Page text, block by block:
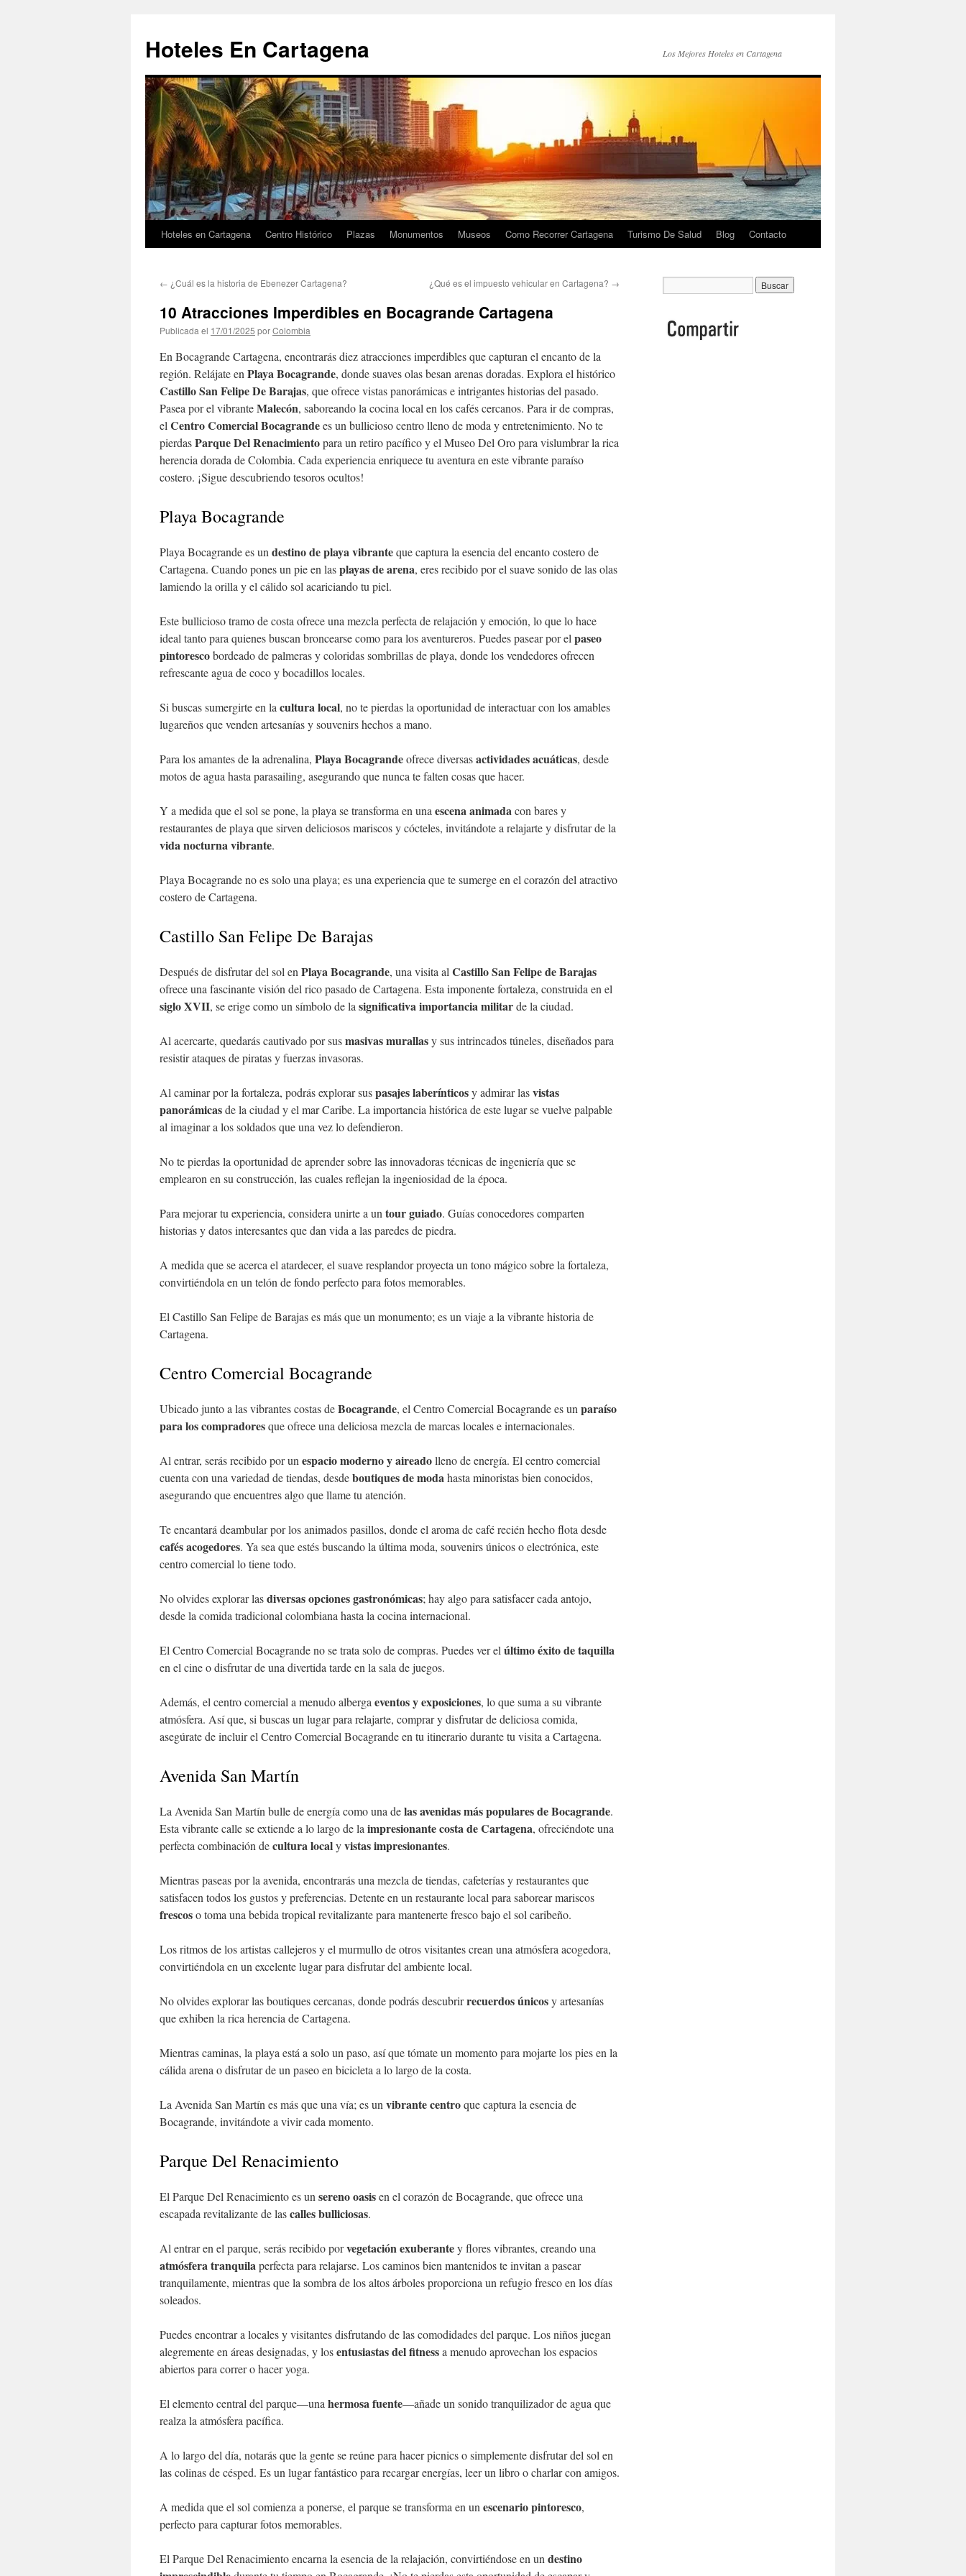
contenido
Hoteles En Cartagena Los Mejores Hoteles en Cartagena
Hoteles en Cartagena Centro Histórico Plazas Monumentos Museos Como Recorrer Cartagena Turismo De Salud Blog Contacto
← ¿Cuál es la historia de Ebenezer Cartagena? ¿Qué es el impuesto vehicular en Cartagena? →
10 Atracciones Imperdibles en Bocagrande Cartagena
Publicada el 17/01/2025 porColombia
En Bocagrande Cartagena, encontrarás diez atracciones imperdibles que capturan el encanto de la
región. Relájate en Playa Bocagrande, donde suaves olas besan arenas doradas. Explora el histórico
Castillo San Felipe De Barajas, que ofrece vistas panorámicas e intrigantes historias del pasado.
Pasea por el vibranteMalecón, saboreando la cocina local en los cafés cercanos. Para ir de compras,
el Centro Comercial Bocagrandees un bullicioso centro lleno de moda y entretenimiento. No te
pierdasParque Del Renacimientopara un retiro pacífico y el Museo Del Oro para vislumbrar la rica
herencia dorada de Colombia. Cada experiencia enriquece tu aventura en este vibrante paraíso
costero. ¡Sigue descubriendo tesoros ocultos!
Playa Bocagrande
Playa Bocagrande es un destino de playa vibranteque captura la esencia del encanto costero de
Cartagena. Cuando pones un pie en lasplayas de arena, eres recibido por el suave sonido de las olas
lamiendo la orilla y el cálido sol acariciando tu piel.
Este bullicioso tramo de costa ofrece una mezcla perfecta de relajación y emoción, lo que lo hace
ideal tanto para quienes buscan broncearse como para los aventureros. Puedes pasear por el paseo
pintorescobordeado de palmeras y coloridas sombrillas de playa, donde los vendedores ofrecen
refrescante agua de coco y bocadillos locales.
Si buscas sumergirte en la cultura local, no te pierdas la oportunidad de interactuar con los amables
lugareños que venden artesanías y souvenirs hechos a mano.
Para los amantes de la adrenalina, Playa Bocagrandeofrece diversasactividades acuáticas, desde
motos de agua hasta parasailing, asegurando que nunca te falten cosas que hacer.
Y a medida que el sol se pone, la playa se transforma en una escena animadacon bares y
restaurantes de playa que sirven deliciosos mariscos y cócteles, invitándote a relajarte y disfrutar de la
vida nocturna vibrante.
Playa Bocagrande no es solo una playa; es una experiencia que te sumerge en el corazón del atractivo
costero de Cartagena.
Castillo San Felipe De Barajas
Después de disfrutar del sol en Playa Bocagrande, una visita al Castillo San Felipe de Barajas
ofrece una fascinante visión del rico pasado de Cartagena. Esta imponente fortaleza, construida en el
siglo XVII, se erige como un símbolo de la significativa importancia militarde la ciudad.
Al acercarte, quedarás cautivado por susmasivas murallasy sus intrincados túneles, diseñados para
resistir ataques de piratas y fuerzas invasoras.
Al caminar por la fortaleza, podrás explorar suspasajes laberínticosy admirar lasvistas
panorámicasde la ciudad y el mar Caribe. La importancia histórica de este lugar se vuelve palpable
al imaginar a los soldados que una vez lo defendieron.
No te pierdas la oportunidad de aprender sobre las innovadoras técnicas de ingeniería que se
emplearon en su construcción, las cuales reflejan la ingeniosidad de la época.
Para mejorar tu experiencia, considera unirte a un tour guiado. Guías conocedores comparten
historias y datos interesantes que dan vida a las paredes de piedra.
A medida que se acerca el atardecer, el suave resplandor proyecta un tono mágico sobre la fortaleza,
convirtiéndola en un telón de fondo perfecto para fotos memorables.
El Castillo San Felipe de Barajas es más que un monumento; es un viaje a la vibrante historia de
Cartagena.
Centro Comercial Bocagrande
Ubicado junto a las vibrantes costas deBocagrande, el Centro Comercial Bocagrande es un paraíso
para los compradoresque ofrece una deliciosa mezcla de marcas locales e internacionales.
Al entrar, serás recibido por un espacio moderno y aireadolleno de energía. El centro comercial
cuenta con una variedad de tiendas, desdeboutiques de modahasta minoristas bien conocidos,
asegurando que encuentres algo que llame tu atención.
Te encantará deambular por los animados pasillos, donde el aroma de café recién hecho flota desde
cafés acogedores. Ya sea que estés buscando la última moda, souvenirs únicos o electrónica, este
centro comercial lo tiene todo.
No olvides explorar lasdiversas opciones gastronómicas; hay algo para satisfacer cada antojo,
desde la comida tradicional colombiana hasta la cocina internacional.
El Centro Comercial Bocagrande no se trata solo de compras. Puedes ver el último éxito de taquilla
en el cine o disfrutar de una divertida tarde en la sala de juegos.
Además, el centro comercial a menudo alberga eventos y exposiciones, lo que suma a su vibrante
atmósfera. Así que, si buscas un lugar para relajarte, comprar y disfrutar de deliciosa comida,
asegúrate de incluir el Centro Comercial Bocagrande en tu itinerario durante tu visita a Cartagena.
Avenida San Martín
La Avenida San Martín bulle de energía como una delas avenidas más populares de Bocagrande.
Esta vibrante calle se extiende a lo largo de la impresionante costa de Cartagena, ofreciéndote una
perfecta combinación decultura localyvistas impresionantes.
Mientras paseas por la avenida, encontrarás una mezcla de tiendas, cafeterías y restaurantes que
satisfacen todos los gustos y preferencias. Detente en un restaurante local para saborear mariscos
frescoso toma una bebida tropical revitalizante para mantenerte fresco bajo el sol caribeño.
Los ritmos de los artistas callejeros y el murmullo de otros visitantes crean una atmósfera acogedora,
convirtiéndola en un excelente lugar para disfrutar del ambiente local.
No olvides explorar las boutiques cercanas, donde podrás descubrirrecuerdos únicosy artesanías
que exhiben la rica herencia de Cartagena.
Mientras caminas, la playa está a solo un paso, así que tómate un momento para mojarte los pies en la
cálida arena o disfrutar de un paseo en bicicleta a lo largo de la costa.
La Avenida San Martín es más que una vía; es un vibrante centroque captura la esencia de
Bocagrande, invitándote a vivir cada momento.
Parque Del Renacimiento
El Parque Del Renacimiento es un sereno oasisen el corazón de Bocagrande, que ofrece una
escapada revitalizante de lascalles bulliciosas.
Al entrar en el parque, serás recibido porvegetación exuberantey flores vibrantes, creando una
atmósfera tranquilaperfecta para relajarse. Los caminos bien mantenidos te invitan a pasear
tranquilamente, mientras que la sombra de los altos árboles proporciona un refugio fresco en los días
soleados.
Puedes encontrar a locales y visitantes disfrutando de las comodidades del parque. Los niños juegan
alegremente en áreas designadas, y losentusiastas del fitnessa menudo aprovechan los espacios
abiertos para correr o hacer yoga.
El elemento central del parque—una hermosa fuente—añade un sonido tranquilizador de agua que
realza la atmósfera pacífica.
A lo largo del día, notarás que la gente se reúne para hacer picnics o simplemente disfrutar del sol en
las colinas de césped. Es un lugar fantástico para recargar energías, leer un libro o charlar con amigos.
A medida que el sol comienza a ponerse, el parque se transforma en un escenario pintoresco,
perfecto para capturar fotos memorables.
El Parque Del Renacimiento encarna la esencia de la relajación, convirtiéndose en un destino